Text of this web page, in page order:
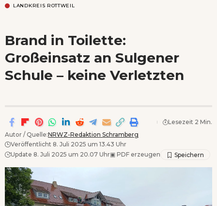
Testturm
Wenn Orte erzählen ...
LANDKREIS ROTTWEIL
Brand in Toilette:
Großeinsatz an Sulgener
Schule – keine Verletzten
Autor / Quelle:NRWZ-Redaktion Schramberg
Veröffentlicht 8. Juli 2025 um 13.43 Uhr
Update 8. Juli 2025 um 20.07 Uhr▣ PDF erzeugen
Lesezeit 2 Min.